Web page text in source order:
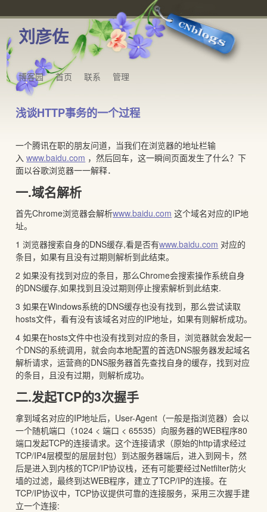
刘彦佐
博客园 首页 联系 管理
浅谈HTTP事务的一个过程
一个腾讯在职的朋友问道，当我们在浏览器的地址栏输
入www.baidu.com ，然后回车，这一瞬间页面发生了什么？下
面以谷歌浏览器一一解释．
一.域名解析
首先Chrome浏览器会解析www.baidu.com 这个域名对应的IP地
址。
1 浏览器搜索自身的DNS缓存,看是否有www.baidu.com 对应的
条目，如果有且没有过期则解析到此结束。
2 如果没有找到对应的条目，那么Chrome会搜索操作系统自身
的DNS缓存,如果找到且没过期则停止搜索解析到此结束.
3 如果在Windows系统的DNS缓存也没有找到，那么尝试读取
hosts文件，看有没有该域名对应的IP地址，如果有则解析成功。
4 如果在hosts文件中也没有找到对应的条目，浏览器就会发起一
个DNS的系统调用，就会向本地配置的首选DNS服务器发起域名
解析请求，运营商的DNS服务器首先查找自身的缓存，找到对应
的条目，且没有过期，则解析成功。
二.发起TCP的3次握手
拿到域名对应的IP地址后，User-Agent（一般是指浏览器）会以
一个随机端口（1024 < 端口 < 65535）向服务器的WEB程序80
端口发起TCP的连接请求。这个连接请求（原始的http请求经过
TCP/IP4层模型的层层封包）到达服务器端后，进入到网卡，然
后是进入到内核的TCP/IP协议栈，还有可能要经过Netfilter防火
墙的过滤，最终到达WEB程序，建立了TCP/IP的连接。在
TCP/IP协议中，TCP协议提供可靠的连接服务，采用三次握手建
立一个连接: